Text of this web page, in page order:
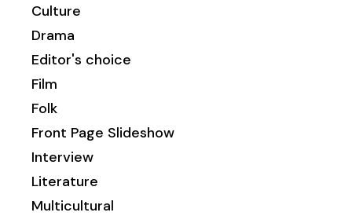
Culture
Drama
Editor's choice
Film
Folk
Front Page Slideshow
Interview
Literature
Multicultural